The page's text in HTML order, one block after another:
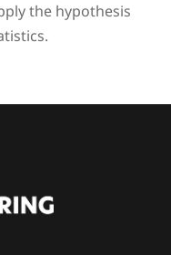
the hypothesis